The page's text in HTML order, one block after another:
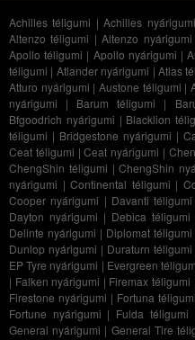
Achilles téligumi |Achilles nyárigumi
Altenzo téligumi |Altenzo nyárigumi
Apollo téligumi | Apollo nyárigumi |
téligumi | Atlander nyárigumi | Atlas
Atturo nyárigumi |Austone téligumi |
nyárigumi | Barum téligumi |
Bfgoodrich nyárigumi | Blacklion
téligumi | Bridgestone nyárigumi |
Ceat téligumi |Ceat nyárigumi |
ChengShin téligumi |ChengShin
nyárigumi | Continental téligumi |
Cooper nyárigumi | Davanti téligumi
Dayton nyárigumi | Debica téligumi
Delinte nyárigumi | Diplomat téligumi
Dunlop nyárigumi | Duraturn téligumi
EP Tyre nyárigumi | Evergreen
| Falken nyárigumi | Firemax téligumi
Firestone nyárigumi | Fortuna téligumi
Fortune nyárigumi | Fulda téligumi
General nyárigumi | General Tire